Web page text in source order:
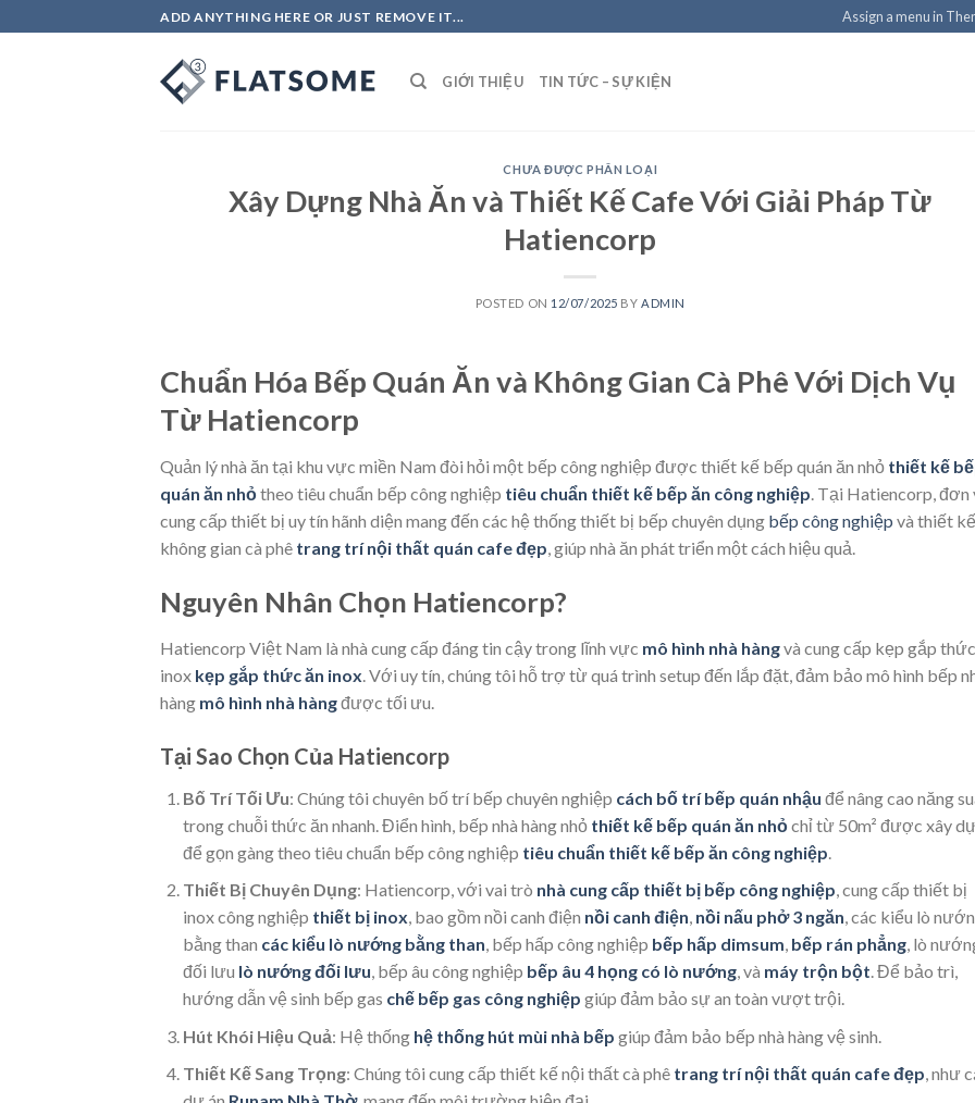
to
ADD ANYTHING HERE OR JUST REMOVE IT... Assign a menu in
GIỚI THIỆU TIN TỨC – SỰ KIỆN
CHƯA ĐƯỢC PHÂN LOẠI
Xây Dựng Nhà Ăn và Thiết Kế Cafe Với Giải Pháp Từ
Hatiencorp
POSTED ON 12/07/2025 BY ADMIN
Chuẩn Hóa Bếp Quán Ăn và Không Gian Cà Phê Với Dịch Vụ
Từ Hatiencorp
Quản lý nhà ăn tại khu vực miền Nam đòi hỏi một bếp công nghiệp được thiết kế bếp quán ăn nhỏ thiết kế
quán ăn nhỏtheo tiêu chuẩn bếp công nghiệp tiêu chuẩn thiết kế bếp ăn công nghiệp. Tại Hatiencorp, đơn
cung cấp thiết bị uy tín hãnh diện mang đến các hệ thống thiết bị bếp chuyên dụng bếp công nghiệp và thiết kế
không gian cà phê trang trí nội thất quán cafe đẹp, giúp nhà ăn phát triển một cách hiệu quả.
Nguyên Nhân Chọn Hatiencorp?
Hatiencorp Việt Nam là nhà cung cấp đáng tin cậy trong lĩnh vực mô hình nhà hàngvà cung cấp kẹp gắp
inox kẹp gắp thức ăn inox . Với uy tín, chúng tôi hỗ trợ từ quá trình setup đến lắp đặt, đảm bảo mô hình bếp
hàng mô hình nhà hàngđược tối ưu.
Tại Sao Chọn Của Hatiencorp
Bố Trí Tối Ưu: Chúng tôi chuyên bố trí bếp chuyên nghiệp cách bố trí bếp quán nhậu để nâng cao năng
trong chuỗi thức ăn nhanh. Điển hình, bếp nhà hàng nhỏ thiết kế bếp quán ăn nhỏchỉ từ 50m² được xây
để gọn gàng theo tiêu chuẩn bếp công nghiệp tiêu chuẩn thiết kế bếp ăn công nghiệp
Thiết Bị Chuyên Dụng: Hatiencorp, với vai trò nhà cung cấp thiết bị bếp công nghiệp, cung cấp thiết bị
inox công nghiệp thiết bị inox, bao gồm nồi canh điện nồi canh điện, nồi nấu phở 3 ngăn, các kiểu lò
bằng than các kiểu lò nướng bằng than, bếp hấp công nghiệp bếp hấp dimsum, bếp rán phẳng, lò
đối lưu lò nướng đối lưu, bếp âu công nghiệp bếp âu 4 họng có lò nướng, và máy trộn bột. Để bảo trì,
hướng dẫn vệ sinh bếp gas chế bếp gas công nghiệp giúp đảm bảo sự an toàn vượt trội.
Hút Khói Hiệu Quả: Hệ thống hệ thống hút mùi nhà bếp giúp đảm bảo bếp nhà hàng vệ sinh.
Thiết Kế Sang Trọng: Chúng tôi cung cấp thiết kế nội thất cà phê trang trí nội thất quán cafe đẹp, như